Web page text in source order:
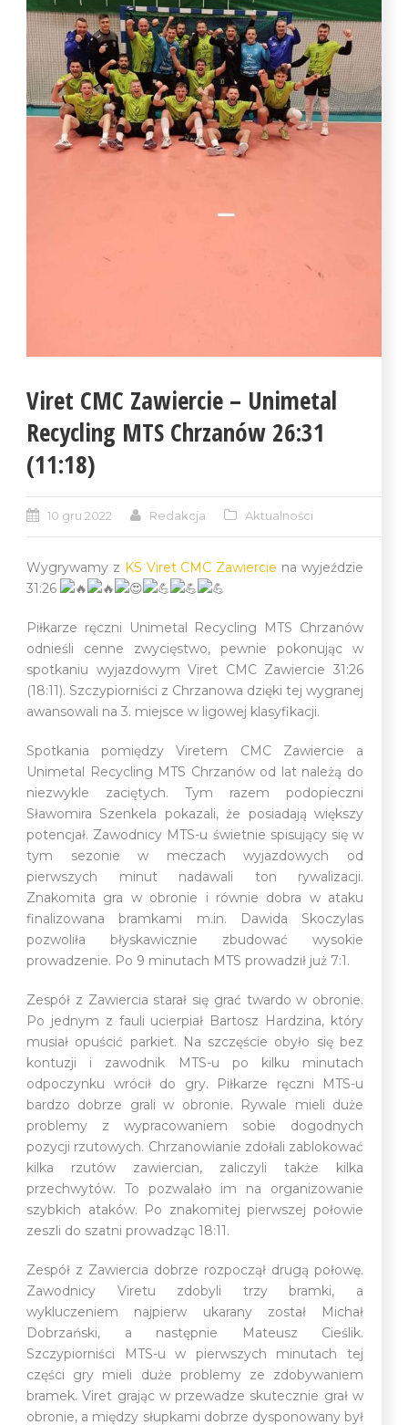
Viret CMC Zawiercie – Unimetal
Recycling MTS Chrzanów 26:31
(11:18)
10 gru 2022 Redakcja Aktualności
Wygrywamy z KS Viret CMC Zawiercie na wyjeździe
31:26
Piłkarze ręczni Unimetal Recycling MTS Chrzanów
odnieśli cenne zwycięstwo, pewnie pokonując w
spotkaniu wyjazdowym Viret CMC Zawiercie 31:26
(18:11). Szczypiorniści z Chrzanowa dzięki tej wygranej
awansowali na 3. miejsce w ligowej klasyfikacji.
Spotkania pomiędzy Viretem CMC Zawiercie a
Unimetal Recycling MTS Chrzanów od lat należą do
niezwykle zaciętych. Tym razem podopieczni
Sławomira Szenkela pokazali, że posiadają większy
potencjał. Zawodnicy MTS-u świetnie spisujący się w
tym sezonie w meczach wyjazdowych od
pierwszych minut nadawali ton rywalizacji.
Znakomita gra w obronie i równie dobra w ataku
finalizowana bramkami m.in. Dawida Skoczylas
pozwoliła błyskawicznie zbudować wysokie
prowadzenie. Po 9 minutach MTS prowadził już 7:1.
Zespół z Zawiercia starał się grać twardo w obronie.
Po jednym z fauli ucierpiał Bartosz Hardzina, który
musiał opuścić parkiet. Na szczęście obyło się bez
kontuzji i zawodnik MTS-u po kilku minutach
odpoczynku wrócił do gry. Piłkarze ręczni MTS-u
bardzo dobrze grali w obronie. Rywale mieli duże
problemy z wypracowaniem sobie dogodnych
pozycji rzutowych. Chrzanowianie zdołali zablokować
kilka rzutów zawiercian, zaliczyli także kilka
przechwytów. To pozwalało im na organizowanie
szybkich ataków. Po znakomitej pierwszej połowie
zeszli do szatni prowadząc 18:11.
Zespół z Zawiercia dobrze rozpoczął drugą połowę.
Zawodnicy Viretu zdobyli trzy bramki, a
wykluczeniem najpierw ukarany został Michał
Dobrzański, a następnie Mateusz Cieślik.
Szczypiorniści MTS-u w pierwszych minutach tej
części gry mieli duże problemy ze zdobywaniem
bramek. Viret grając w przewadze skutecznie grał w
obronie, a między słupkami dobrze dysponowany był